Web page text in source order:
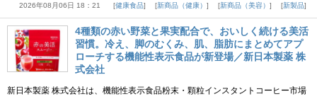
2026年08月06日 18：21 健康食品 新商品（健康） 新商品（美容） 新製品
4種類の赤い野菜と果実配合で、おいしく続ける美活
習慣。冷え、脚のむくみ、肌、脂肪にまとめてアプ
ローチする機能性表示食品が新登場／新日本製薬 株
式会社
新日本製薬 株式会社は、機能性表示食品粉末・顆粒インスタントコーヒー市場